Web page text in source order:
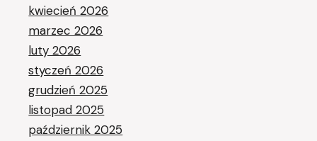
kwiecień 2026
marzec 2026
luty 2026
styczeń 2026
grudzień 2025
listopad 2025
październik 2025